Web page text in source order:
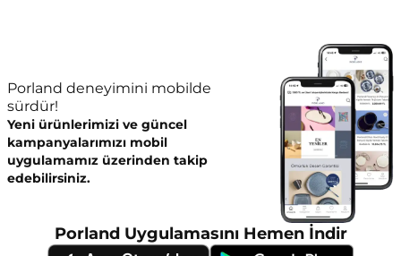
Porland deneyimini mobilde
sürdür!
Yeni ürünlerimizi ve güncel
kampanyalarımızı mobil
uygulamamız üzerinden takip
edebilirsiniz.
Porland Uygulamasını Hemen İndir